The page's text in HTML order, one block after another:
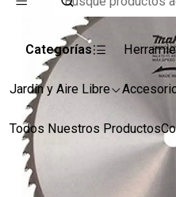
Categorías
Jardín y Aire Libre
Todos Nuestros Productos